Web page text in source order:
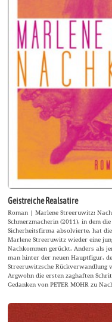
Geistreiche Realsatire
Roman | Marlene Streeruwitz:
Schmerzmacherin (2011), in dem
Sicherheitsfirma absolvierte, hat
Marlene Streeruwitz wieder eine
Nachkommen gerückt. Anders als
man hinter der neuen Hauptfigur,
Streeruwitzsche Rückverwandlung
Argwohn die ersten zaghaften
Gedanken von PETER MOHR zu